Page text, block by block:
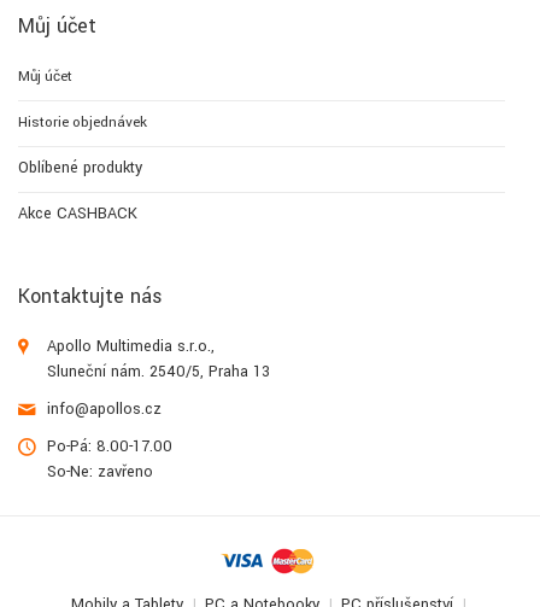
Můj účet
Můj účet
Historie objednávek
Oblíbené produkty
Akce CASHBACK
Kontaktujte nás
Apollo Multimedia s.r.o.,
Sluneční nám. 2540/5, Praha 13
info@apollos.cz
Po-Pá: 8.00-17.00
So-Ne: zavřeno